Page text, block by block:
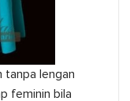
tanpa lengan
feminin bila